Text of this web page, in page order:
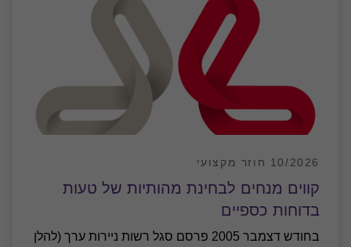
קווים מנחים לבחינת מהותיות של טעות
בדוחות כספיים
10/2026 חוזר מקצועי
בחודש דצמבר 2005 פרסם סגל רשות ניירות ערך (להלן